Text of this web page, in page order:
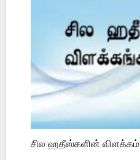
சில ஹதீஸ்களின் விளக்கம்